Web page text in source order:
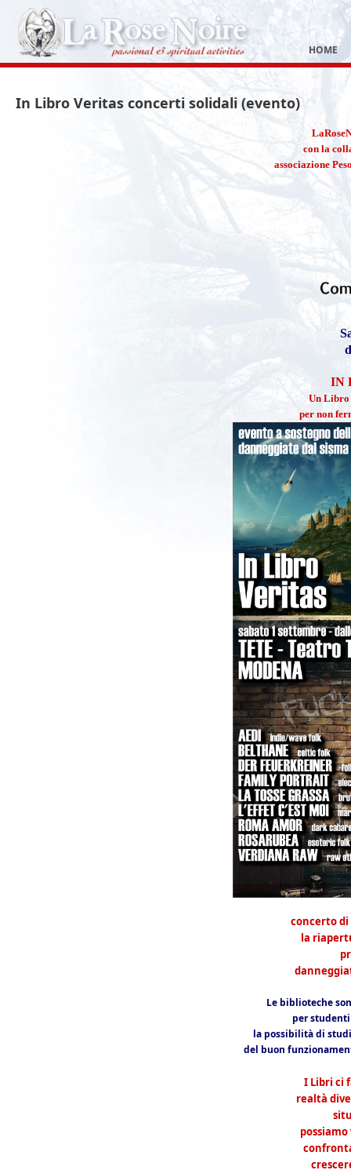
HOME
In Libro Veritas concerti solidali (evento)
con la
associazione
IN
Un Libro
per non
concerto
la
Le biblioteche
per
la possibilità di
del buon
I Libri ci
realtà